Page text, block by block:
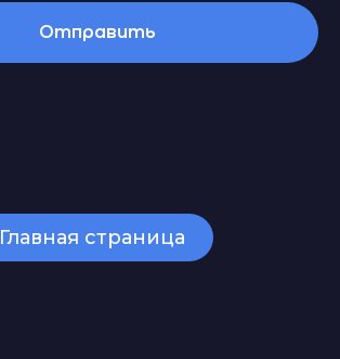
Отправить
Главная страница